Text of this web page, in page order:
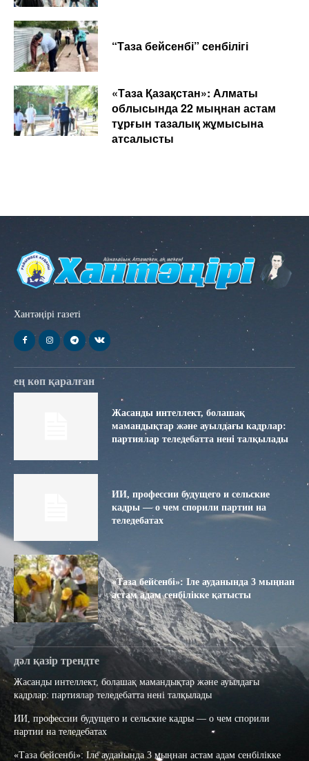
“Таза бейсенбі” cенбілігі
«Таза Қазақстан»: Алматы
облысында 22 мыңнан астам
тұрғын тазалық жұмысына
атсалысты
Хантәңірі газеті
ең көп қаралған
Жасанды интеллект, болашақ
мамандықтар және ауылдағы кадрлар:
партиялар теледебатта нені талқылады
ИИ, профессии будущего и сельские
кадры — о чем спорили партии на
теледебатах
«Таза бейсенбі»: Іле ауданында 3 мыңнан
астам адам сенбілікке қатысты
дәл қазір трендте
Жасанды интеллект, болашақ мамандықтар және ауылдағы
кадрлар: партиялар теледебатта нені талқылады
ИИ, профессии будущего и сельские кадры — о чем спорили
партии на теледебатах
«Таза бейсенбі»: Іле ауданында 3 мыңнан астам адам сенбілікке